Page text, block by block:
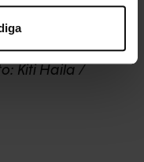
som tidigare
på
Kiti Haila /